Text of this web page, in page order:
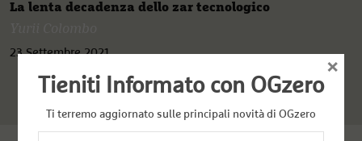
La lenta decadenza dello zar tecnologico
23 Settembre 2021
Tieniti Informato con OGzero
Ti terremo aggiornato sulle principali novità di OGzero
×